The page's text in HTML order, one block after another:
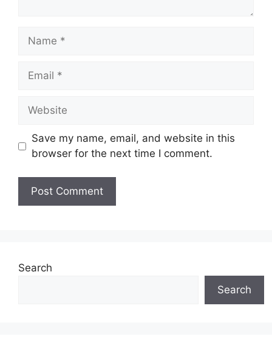
Name
Email
Website
Save my name, email, and website in this
browser for the next time I comment.
Search
Search